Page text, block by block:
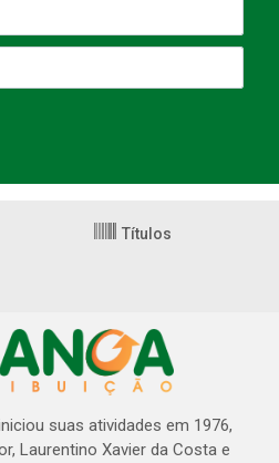
Títulos
suas atividades em 1976,
Laurentino Xavier da Costa e